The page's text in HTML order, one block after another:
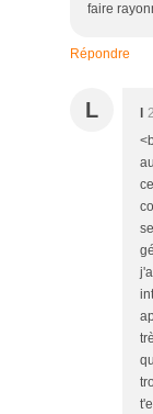
faire
Répondre
L